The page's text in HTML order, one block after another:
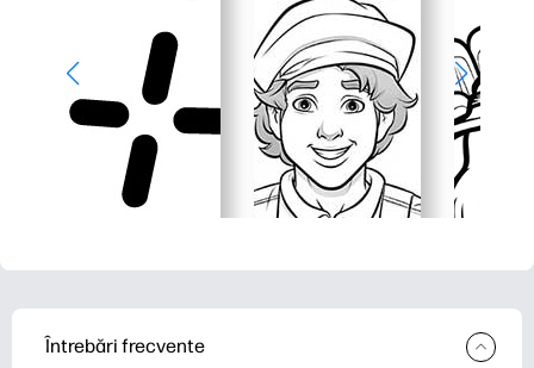
Întrebări frecvente